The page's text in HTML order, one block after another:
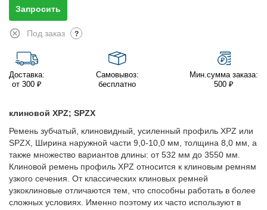
Запросить
Под заказ ?
Доставка:
от 300 ₽
Самовывоз:
бесплатно
Мин.сумма заказа:
500 ₽
клиновой XPZ; SPZX
Ремень зубчатый, клиновидный, усиленный профиль XPZ или
SPZX, Ширина наружной части 9,0-10,0 мм, толщина 8,0 мм, а
также множество вариантов длины: от 532 мм до 3550 мм.
Клиновой ремень профиль XPZ относится к клиновым ремням
узкого сечения. От классических клиновых ремней
узкоклиновые отличаются тем, что способны работать в более
сложных условиях. Именно поэтому их часто используют в